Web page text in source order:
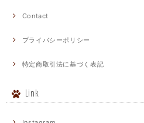
Contact
プライバシーポリシー
特定商取引法に基づく表記
Link